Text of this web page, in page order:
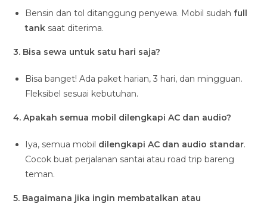
Bensin dan tol ditanggung penyewa. Mobil sudah full
tank saat diterima.
3. Bisa sewa untuk satu hari saja?
Bisa banget! Ada paket harian, 3 hari, dan mingguan.
Fleksibel sesuai kebutuhan.
4. Apakah semua mobil dilengkapi AC dan audio?
Iya, semua mobil dilengkapi AC dan audio standar.
Cocok buat perjalanan santai atau road trip bareng
teman.
5. Bagaimana jika ingin membatalkan atau